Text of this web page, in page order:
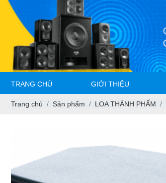
TRANG CHỦ GIỚI THIỆU
Trang chủ Sản phẩm LOA THÀNH PHẨM